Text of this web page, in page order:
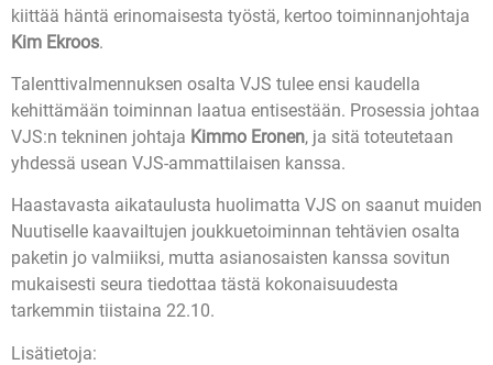
kiittää häntä erinomaisesta työstä, kertoo toiminnanjohtaja
Kim Ekroos.
Talenttivalmennuksen osalta VJS tulee ensi kaudella
kehittämään toiminnan laatua entisestään. Prosessia johtaa
VJS:n tekninen johtaja Kimmo Eronen, ja sitä toteutetaan
yhdessä usean VJS-ammattilaisen kanssa.
Haastavasta aikataulusta huolimatta VJS on saanut muiden
Nuutiselle kaavailtujen joukkuetoiminnan tehtävien osalta
paketin jo valmiiksi, mutta asianosaisten kanssa sovitun
mukaisesti seura tiedottaa tästä kokonaisuudesta
tarkemmin tiistaina 22.10.
Lisätietoja: